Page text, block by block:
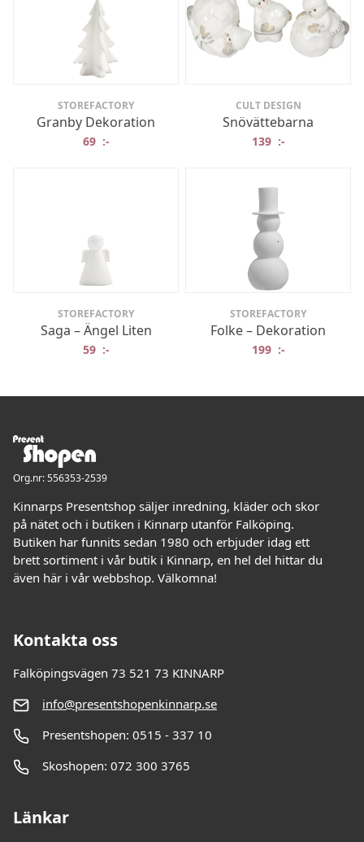
STOREFACTORY
Granby Dekoration
69 :-
CULT DESIGN
Snövättebarna
139 :-
STOREFACTORY
Saga – Ängel Liten
59 :-
STOREFACTORY
Folke – Dekoration
199 :-
Org.nr: 556353-2539
Kinnarps Presentshop säljer inredning, kläder och skor
på nätet och i butiken i Kinnarp utanför Falköping.
Butiken har funnits sedan 1980 och erbjuder idag ett
brett sortiment i vår butik i Kinnarp, en hel del hittar du
även här i vår webbshop. Välkomna!
Kontakta oss
Falköpingsvägen 73 521 73 KINNARP
info@presentshopenkinnarp.se
Presentshopen: 0515 - 337 10
Skoshopen: 072 300 3765
Länkar